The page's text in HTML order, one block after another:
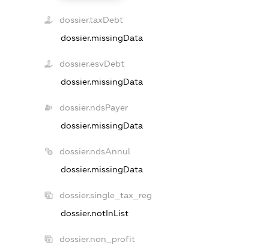
dossier.taxDebt
dossier.missingData
dossier.esvDebt
dossier.missingData
dossier.ndsPayer
dossier.missingData
dossier.ndsAnnul
dossier.missingData
dossier.single_tax_reg
dossier.notInList
dossier.non_profit